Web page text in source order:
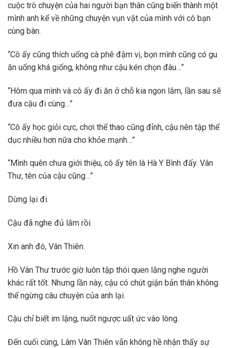
cuộc trò chuyện của hai người bạn thân cũng biến thành một
mình anh kể về những chuyện vụn vặt của mình với cô bạn
cùng bàn.
“Cô ấy cũng thích uống cà phê đậm vị, bọn mình cũng có gu
ăn uống khá giống, không như cậu kén chọn đâu…”
“Hôm qua mình và cô ấy đi ăn ở chỗ kia ngon lắm, lần sau sẽ
đưa cậu đi cùng…”
“Cô ấy học giỏi cực, chơi thể thao cũng đỉnh, cậu nên tập thể
dục nhiều hơn nữa cho khỏe mạnh…”
“Mình quên chưa giới thiệu, cô ấy tên là Hà Y Bình đấy. Vân
Thư, tên của cậu cũng…”
Dừng lại đi.
Cậu đã nghe đủ lắm rồi.
Xin anh đó, Vân Thiên.
Hồ Vân Thư trước giờ luôn tập thói quen lắng nghe người
khác rất tốt. Nhưng lần này, cậu có chút giận bản thân không
thể ngừng câu chuyện của anh lại.
Cậu chỉ biết im lặng, nuốt ngược uất ức vào lòng.
Đến cuối cùng, Lâm Vân Thiên vẫn không hề nhận thấy sự